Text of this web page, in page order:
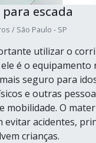
escada
/ São Paulo - SP
utilizar o
é o equipamento
seguro para
e outras
mobilidade. O
evitar acidentes,
crianças.